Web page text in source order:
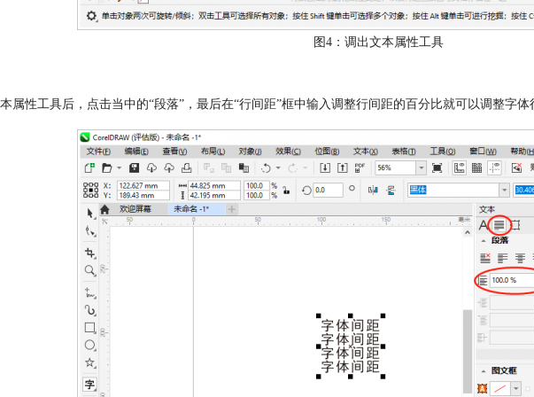
图4：调出文本属性工具
属性工具后，点击当中的“段落”，最后在“行间距”框中输入调整行间距的百分比就可以调整字体